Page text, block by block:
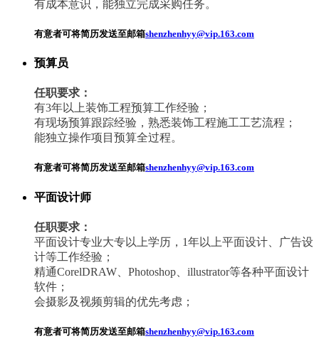
有成本意识，能独立完成采购任务。
有意者可将简历发送至邮箱shenzhenhyy@vip.163.com
预算员
任职要求：
有3年以上装饰工程预算工作经验；
有现场预算跟踪经验，熟悉装饰工程施工工艺流程；
能独立操作项目预算全过程。
有意者可将简历发送至邮箱shenzhenhyy@vip.163.com
平面设计师
任职要求：
平面设计专业大专以上学历，1年以上平面设计、广告设
计等工作经验；
精通CorelDRAW、Photoshop、illustrator等各种平面设计
软件；
会摄影及视频剪辑的优先考虑；
有意者可将简历发送至邮箱shenzhenhyy@vip.163.com